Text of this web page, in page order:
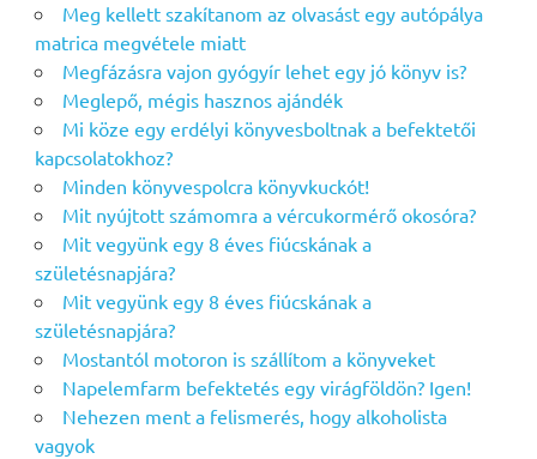
Meg kellett szakítanom az olvasást egy autópálya
matrica megvétele miatt
Megfázásra vajon gyógyír lehet egy jó könyv is?
Meglepő, mégis hasznos ajándék
Mi köze egy erdélyi könyvesboltnak a befektetői
kapcsolatokhoz?
Minden könyvespolcra könyvkuckót!
Mit nyújtott számomra a vércukormérő okosóra?
Mit vegyünk egy 8 éves fiúcskának a
születésnapjára?
Mit vegyünk egy 8 éves fiúcskának a
születésnapjára?
Mostantól motoron is szállítom a könyveket
Napelemfarm befektetés egy virágföldön? Igen!
Nehezen ment a felismerés, hogy alkoholista
vagyok